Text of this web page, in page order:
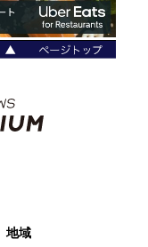
地域